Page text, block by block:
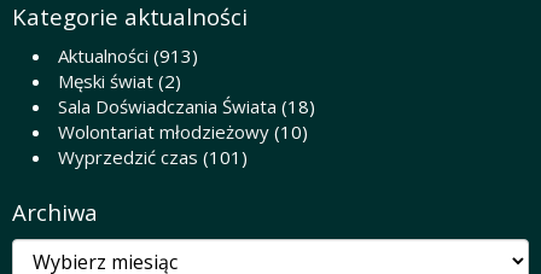
Kategorie aktualności
Aktualności (913)
Męski świat (2)
Sala Doświadczania Świata (18)
Wolontariat młodzieżowy (10)
Wyprzedzić czas (101)
Archiwa
Archiwa